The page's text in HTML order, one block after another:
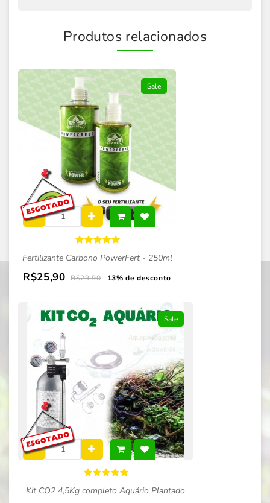
Produtos relacionados
Sale
Fertilizante Carbono PowerFert - 250ml
R$25,90 R$29,90 13% de desconto
Sale
Kit CO2 4,5Kg completo Aquário Plantado